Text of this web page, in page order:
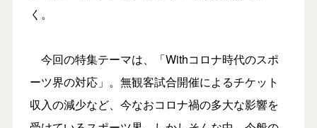
く。
今回の特集テーマは、「Withコロナ時代のスポ
ーツ界の対応」。無観客試合開催によるチケット
収入の減少など、今なおコロナ禍の多大な影響を